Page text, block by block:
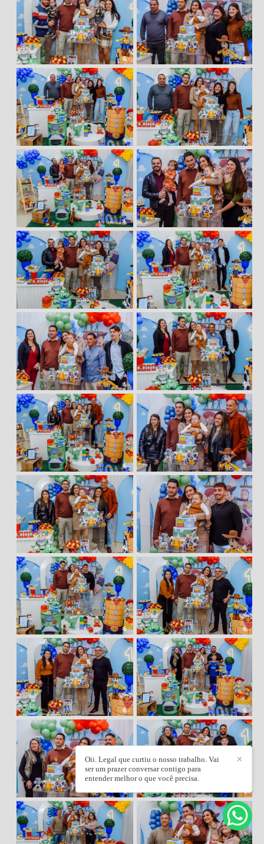
✕
Oii. Legal que curtiu o nosso trabalho. Vai
ser um prazer conversar contigo para
entender melhor o que você precisa.